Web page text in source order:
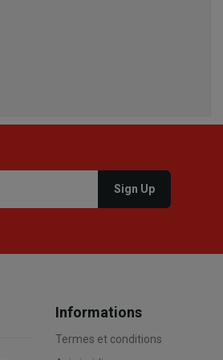
Informations
Termes et conditions